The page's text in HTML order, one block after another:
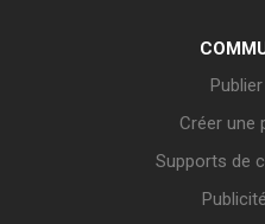
Créer une
Supports de